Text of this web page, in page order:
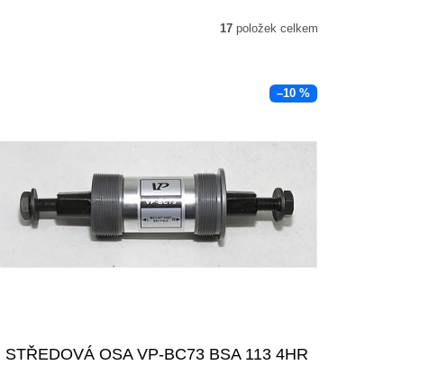
17 položek celkem
–10 %
STŘEDOVÁ OSA VP-BC73 BSA 113 4HR